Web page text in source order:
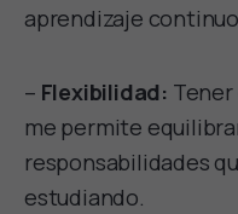
aprendizaje
– Flexibilidad:
me permite
responsabilidades
estudiando.